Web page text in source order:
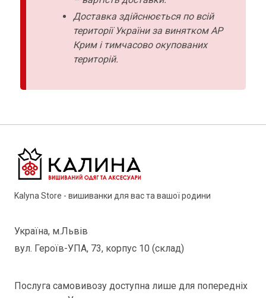
Доставка здійснюється по всій
території України за винятком АР
Крим і тимчасово окупованих
територій.
Kalyna Store - вишиванки для вас та вашої родини
Україна, м.Львів
вул. Героїв-УПА, 73, корпус 10 (склад)
Послуга самовивозу доступна лише для попередніх